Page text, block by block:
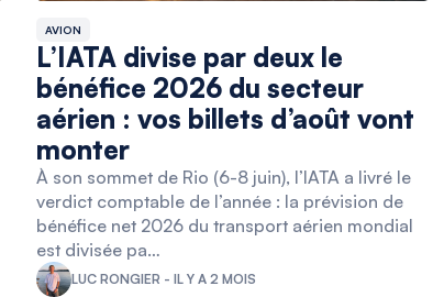
AVION
L’IATA divise par deux le
bénéfice 2026 du secteur
aérien : vos billets d’août vont
monter
À son sommet de Rio (6-8 juin), l’IATA a livré le
verdict comptable de l’année : la prévision de
bénéfice net 2026 du transport aérien mondial
est divisée pa…
LUC RONGIER - IL Y A 2 MOIS